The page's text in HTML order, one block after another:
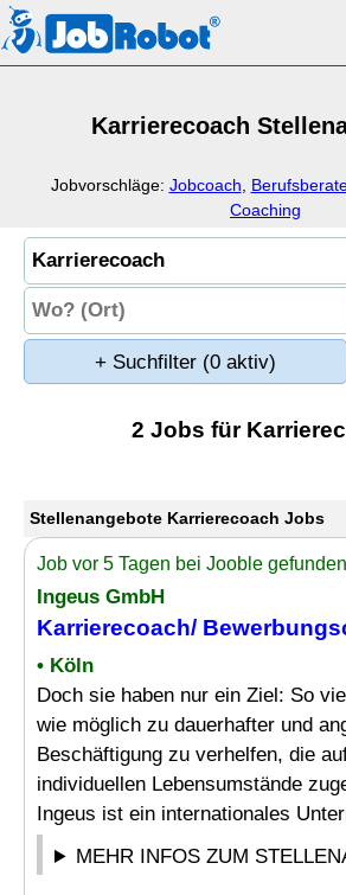
Karrierecoach
Jobvorschläge: Jobcoach
Coaching
+ Suchfilter (0 aktiv)
2 Jobs für
Stellenangebote Karrierecoach Jobs
Job vor 5 Tagen bei Jooble gefunden
Ingeus GmbH
Karrierecoach/
• Köln
Doch sie haben nur ein Ziel: So
wie möglich zu dauerhafter und
Beschäftigung zu verhelfen, die
individuellen Lebensumstände
Ingeus ist ein internationales
MEHR INFOS ZUM